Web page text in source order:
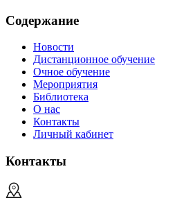
Содержание
Новости
Дистанционное обучение
Очное обучение
Мероприятия
Библиотека
О нас
Контакты
Личный кабинет
Контакты